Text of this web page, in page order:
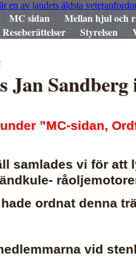
MC sidan
Mellan hjul och
Reseberättelser Styrelsen
Jan
”MC-sidan,
samlades vi för att
ordnat denna
vid